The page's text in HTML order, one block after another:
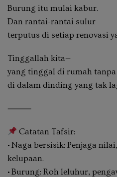
Burung itu mulai kabur.
Dan rantai-rantai sulur
terputus di setiap renovasi
Tinggallah kita—
yang tinggal di rumah
di dalam dinding yang tak
⸻
Catatan Tafsir:
• Naga bersisik: Penjaga
kelupaan.
• Burung: Roh leluhur,